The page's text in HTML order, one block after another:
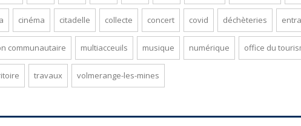
cinéma citadelle collecte concert covid déchèteries
communautaire multiacceuils musique numérique office du
travaux volmerange-les-mines